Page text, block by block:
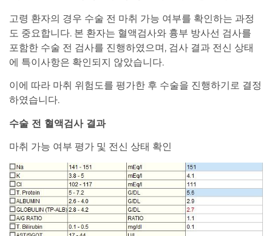
고령 환자의 경우 수술 전 마취 가능 여부를 확인하는 과정
도 중요합니다. 본 환자는 혈액검사와 흉부 방사선 검사를
포함한 수술 전 검사를 진행하였으며, 검사 결과 전신 상태
에 특이사항은 확인되지 않았습니다.
이에 따라 마취 위험도를 평가한 후 수술을 진행하기로 결정
하였습니다.
수술 전 혈액검사 결과
마취 가능 여부 평가 및 전신 상태 확인